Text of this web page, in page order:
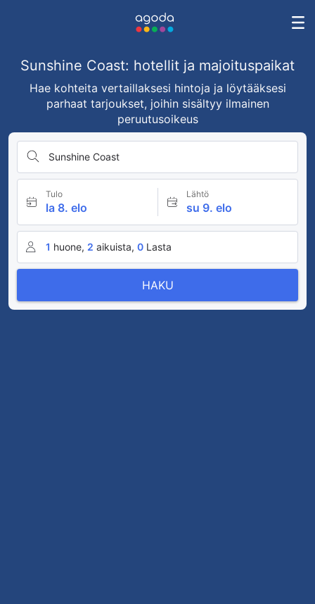
Sunshine Coast: hotellit ja majoituspaikat
Hae kohteita vertaillaksesi hintoja ja löytääksesi
parhaat tarjoukset, joihin sisältyy ilmainen
peruutusoikeus
Sunshine Coast
Tulo
la 8. elo
Lähtö
su 9. elo
1 huone, 2 aikuista, 0 Lasta
HAKU